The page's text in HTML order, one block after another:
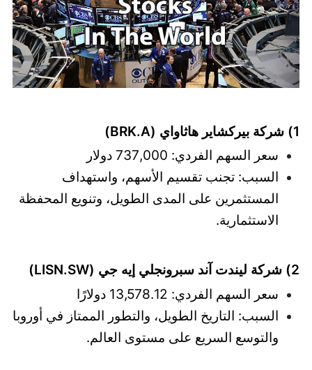
1) شركة بيركشاير هاثاواي (BRK.A)
سعر السهم الفردي: 737,000 دولار
السبب: تجنب تقسيم الأسهم، واستهداف
المستثمرين على المدى الطويل، وتنويع المحفظة
الاستثمارية.
2) شركة ليندت آند سبرونجلي إيه جي (LISN.SW)
سعر السهم الفردي: 13,578.12 دولارًا
السبب: التاريخ الطويل، والتطور الممتاز في أوروبا
والتوسع السريع على مستوى العالم.